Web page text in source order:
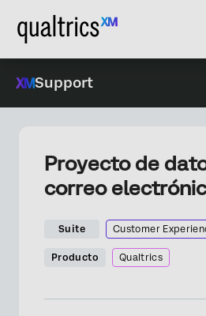
Support
Proyecto de
correo
Suite Customer
Producto Qualtrics